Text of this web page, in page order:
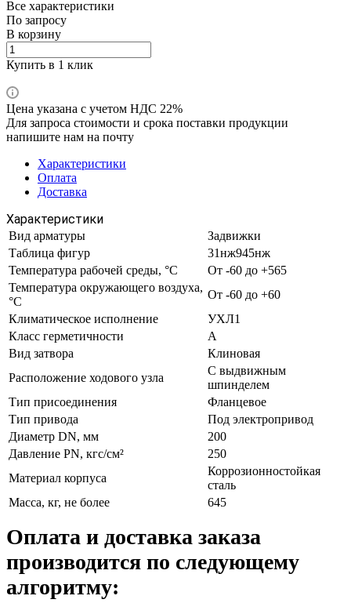
Все характеристики
По запросу
В корзину
Купить в 1 клик
Цена указана с учетом НДС 22%
Для запроса стоимости и срока поставки продукции
напишите нам на почту
Характеристики
Оплата
Доставка
Характеристики
Вид арматуры
Задвижки
Таблица фигур
31нж945нж
Температура рабочей среды, °С
От -60 до +565
Температура окружающего воздуха,
°С
От -60 до +60
Климатическое исполнение
УХЛ1
Класс герметичности
А
Вид затвора
Клиновая
Расположение ходового узла
С выдвижным
шпинделем
Тип присоединения
Фланцевое
Тип привода
Под электропривод
Диаметр DN, мм
200
Давление PN, кгс/см²
250
Материал корпуса
Коррозионностойкая
сталь
Масса, кг, не более
645
Оплата и доставка заказа
производится по следующему
алгоритму: